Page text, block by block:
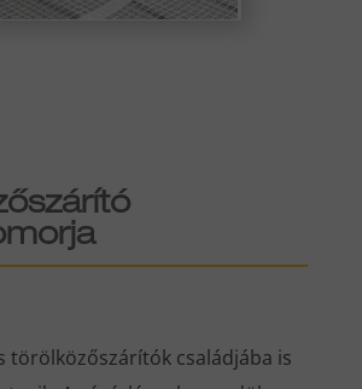
törölközőszárítók családjába is